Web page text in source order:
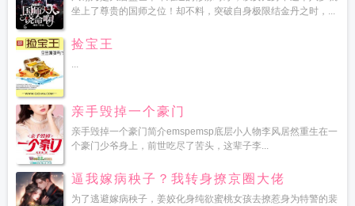
坐上了尊贵的国师之位！却不料，突破自身极限结金丹之时，...
捡宝王
...
亲手毁掉一个豪门
亲手毁掉一个豪门简介emspemsp底层小人物李风居然重生在一
个豪门少爷身上，前世吃尽了苦头，这辈子李...
逼我嫁病秧子？我转身撩京圈大佬
为了逃避嫁病秧子，姜姣化身纯欲蜜桃女孩去撩惹身为特警的裴